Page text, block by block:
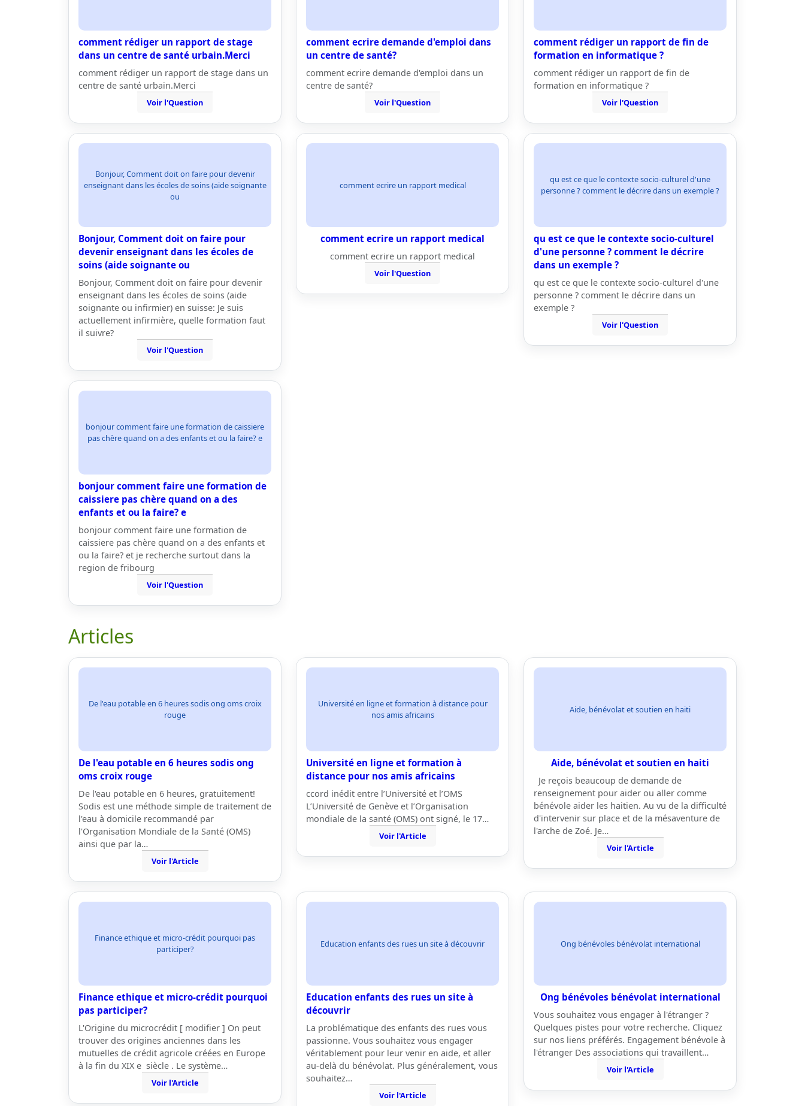
comment rédiger un rapport de stage
dans un centre de santé urbain.Merci
comment rédiger un rapport de stage dans un
centre de santé urbain.Merci
Voir l'Question
comment ecrire demande d'emploi dans
un centre de santé?
comment ecrire demande d'emploi dans un
centre de santé?
Voir l'Question
comment rédiger un rapport de fin de
formation en informatique ?
comment rédiger un rapport de fin de
formation en informatique ?
Voir l'Question
Bonjour, Comment doit on faire pour devenir
enseignant dans les écoles de soins (aide soignante
ou
Bonjour, Comment doit on faire pour
devenir enseignant dans les écoles de
soins (aide soignante ou
Bonjour, Comment doit on faire pour devenir
enseignant dans les écoles de soins (aide
soignante ou infirmier) en suisse: Je suis
actuellement infirmière, quelle formation faut
il suivre?
Voir l'Question
comment ecrire un rapport medical
comment ecrire un rapport medical
comment ecrire un rapport medical
Voir l'Question
qu est ce que le contexte socio-culturel d'une
personne ? comment le décrire dans un exemple ?
qu est ce que le contexte socio-culturel
d'une personne ? comment le décrire
dans un exemple ?
qu est ce que le contexte socio-culturel d'une
personne ? comment le décrire dans un
exemple ?
Voir l'Question
bonjour comment faire une formation de caissiere
pas chère quand on a des enfants et ou la faire? e
bonjour comment faire une formation de
caissiere pas chère quand on a des
enfants et ou la faire? e
bonjour comment faire une formation de
caissiere pas chère quand on a des enfants et
ou la faire? et je recherche surtout dans la
region de fribourg
Voir l'Question
Articles
De l'eau potable en 6 heures sodis ong oms croix
rouge
De l'eau potable en 6 heures sodis ong
oms croix rouge
De l'eau potable en 6 heures, gratuitement!
Sodis est une méthode simple de traitement de
l'eau à domicile recommandé par
l'Organisation Mondiale de la Santé (OMS)
ainsi que par la…
Voir l'Article
Université en ligne et formation à distance pour
nos amis africains
Université en ligne et formation à
distance pour nos amis africains
ccord inédit entre l’Université et l’OMS
L’Université de Genève et l’Organisation
mondiale de la santé (OMS) ont signé, le 17…
Voir l'Article
Aide, bénévolat et soutien en haiti
Aide, bénévolat et soutien en haiti
Je reçois beaucoup de demande de
renseignement pour aider ou aller comme
bénévole aider les haitien. Au vu de la difficulté
d'intervenir sur place et de la mésaventure de
l'arche de Zoé. Je…
Voir l'Article
Finance ethique et micro-crédit pourquoi pas
participer?
Finance ethique et micro-crédit pourquoi
pas participer?
L'Origine du microcrédit [ modifier ] On peut
trouver des origines anciennes dans les
mutuelles de crédit agricole créées en Europe
à la fin du XIX e siècle . Le système…
Voir l'Article
Education enfants des rues un site à découvrir
Education enfants des rues un site à
découvrir
La problématique des enfants des rues vous
passionne. Vous souhaitez vous engager
véritablement pour leur venir en aide, et aller
au-delà du bénévolat. Plus généralement, vous
souhaitez…
Voir l'Article
Ong bénévoles bénévolat international
Ong bénévoles bénévolat international
Vous souhaitez vous engager à l'étranger ?
Quelques pistes pour votre recherche. Cliquez
sur nos liens préférés. Engagement bénévole à
l'étranger Des associations qui travaillent…
Voir l'Article